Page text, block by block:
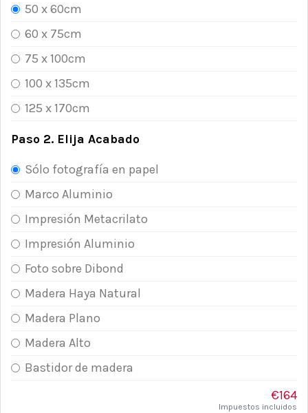
50 x 60cm
60 x 75cm
75 x 100cm
100 x 135cm
125 x 170cm
Paso 2. Elija Acabado
Sólo fotografía en papel
Marco Aluminio
Impresión Metacrilato
Impresión Aluminio
Foto sobre Dibond
Madera Haya Natural
Madera Plano
Madera Alto
Bastidor de madera
€164
Impuestos incluidos